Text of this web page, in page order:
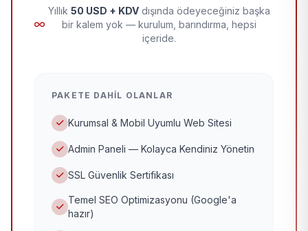
Yıllık 50 USD + KDV dışında ödeyeceğiniz başka
bir kalem yok — kurulum, barındırma, hepsi
içeride.
PAKETE DAHIL OLANLAR
Kurumsal & Mobil Uyumlu Web Sitesi
Admin Paneli — Kolayca Kendiniz Yönetin
SSL Güvenlik Sertifikası
Temel SEO Optimizasyonu (Google'a
hazır)